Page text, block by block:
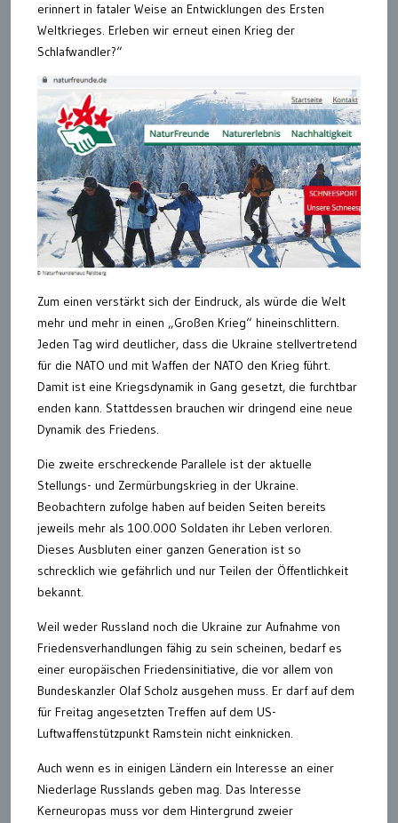
erinnert in fataler Weise an Entwicklungen des Ersten
Weltkrieges. Erleben wir erneut einen Krieg der
Schlafwandler?“
Zum einen verstärkt sich der Eindruck, als würde die Welt
mehr und mehr in einen „Großen Krieg“ hineinschlittern.
Jeden Tag wird deutlicher, dass die Ukraine stellvertretend
für die NATO und mit Waffen der NATO den Krieg führt.
Damit ist eine Kriegsdynamik in Gang gesetzt, die furchtbar
enden kann. Stattdessen brauchen wir dringend eine neue
Dynamik des Friedens.
Die zweite erschreckende Parallele ist der aktuelle
Stellungs- und Zermürbungskrieg in der Ukraine.
Beobachtern zufolge haben auf beiden Seiten bereits
jeweils mehr als 100.000 Soldaten ihr Leben verloren.
Dieses Ausbluten einer ganzen Generation ist so
schrecklich wie gefährlich und nur Teilen der Öffentlichkeit
bekannt.
Weil weder Russland noch die Ukraine zur Aufnahme von
Friedensverhandlungen fähig zu sein scheinen, bedarf es
einer europäischen Friedensinitiative, die vor allem von
Bundeskanzler Olaf Scholz ausgehen muss. Er darf auf dem
für Freitag angesetzten Treffen auf dem US-
Luftwaffenstützpunkt Ramstein nicht einknicken.
Auch wenn es in einigen Ländern ein Interesse an einer
Niederlage Russlands geben mag. Das Interesse
Kerneuropas muss vor dem Hintergrund zweier